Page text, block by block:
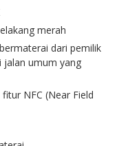
merah
dari pemilik
jalan umum yang
NFC (Near Field